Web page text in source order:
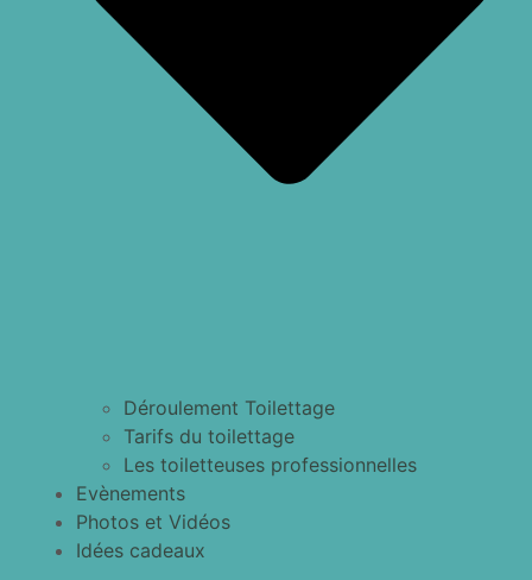
Déroulement Toilettage
Tarifs du toilettage
Les toiletteuses professionnelles
Evènements
Photos et Vidéos
Idées cadeaux